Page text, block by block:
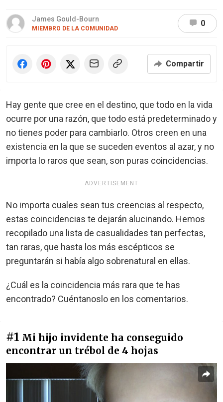
James Gould-Bourn
MIEMBRO DE LA COMUNIDAD
0
Compartir
Hay gente que cree en el destino, que todo en la vida
ocurre por una razón, que todo está predeterminado y
no tienes poder para cambiarlo. Otros creen en una
existencia en la que se suceden eventos al azar, y no
importa lo raros que sean, son puras coincidencias.
ADVERTISEMENT
No importa cuales sean tus creencias al respecto,
estas coincidencias te dejarán alucinando. Hemos
recopilado una lista de casualidades tan perfectas,
tan raras, que hasta los más escépticos se
preguntarán si había algo sobrenatural en ellas.
¿Cuál es la coincidencia más rara que te has
encontrado? Cuéntanoslo en los comentarios.
#1 Mi hijo invidente ha conseguido
encontrar un trébol de 4 hojas